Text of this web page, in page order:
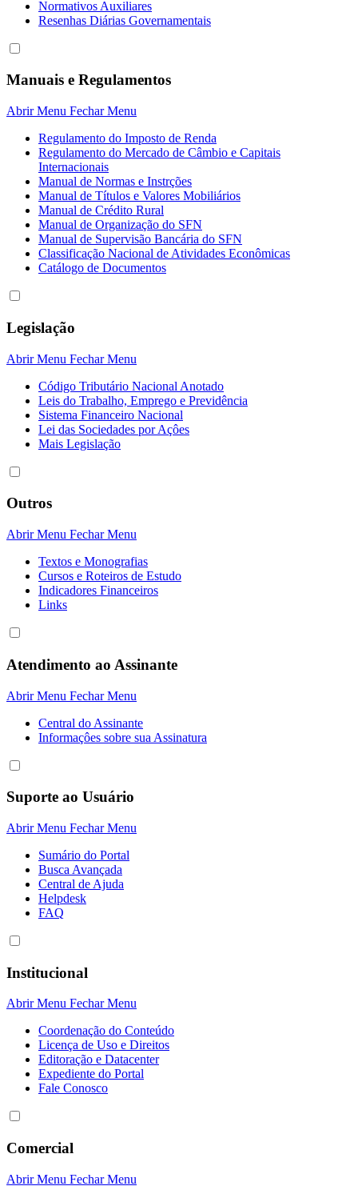
Normativos Auxiliares
Resenhas Diárias Governamentais
Manuais e Regulamentos
Abrir Menu Fechar Menu
Regulamento do Imposto de Renda
Regulamento do Mercado de Câmbio e Capitais
Internacionais
Manual de Normas e Instrções
Manual de Títulos e Valores Mobiliários
Manual de Crédito Rural
Manual de Organização do SFN
Manual de Supervisão Bancária do SFN
Classificação Nacional de Atividades Econômicas
Catálogo de Documentos
Legislação
Abrir Menu Fechar Menu
Código Tributário Nacional Anotado
Leis do Trabalho, Emprego e Previdência
Sistema Financeiro Nacional
Lei das Sociedades por Açôes
Mais Legislação
Outros
Abrir Menu Fechar Menu
Textos e Monografias
Cursos e Roteiros de Estudo
Indicadores Financeiros
Links
Atendimento ao Assinante
Abrir Menu Fechar Menu
Central do Assinante
Informaçôes sobre sua Assinatura
Suporte ao Usuário
Abrir Menu Fechar Menu
Sumário do Portal
Busca Avançada
Central de Ajuda
Helpdesk
FAQ
Institucional
Abrir Menu Fechar Menu
Coordenação do Conteúdo
Licença de Uso e Direitos
Editoração e Datacenter
Expediente do Portal
Fale Conosco
Comercial
Abrir Menu Fechar Menu